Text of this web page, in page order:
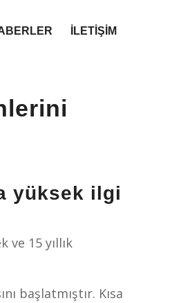
İLETİŞİM
yüksek ilgi
15 yıllık
başlatmıştır. Kısa